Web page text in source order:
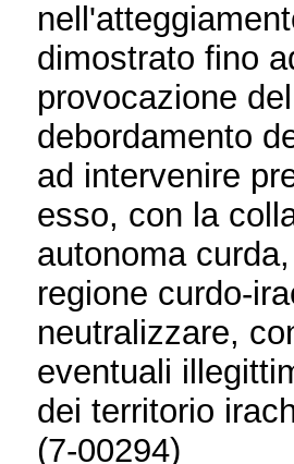
dimostrato fino
provocazione
debordamento
ad intervenire
esso, con la
autonoma
regione curdo-
neutralizzare,
eventuali
dei territorio
(7-00294)